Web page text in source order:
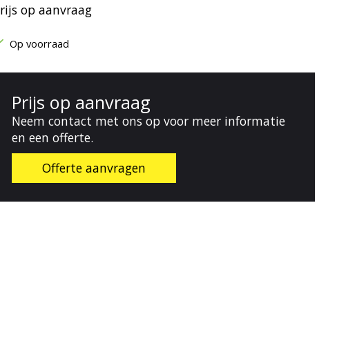
op aanvraag
Op voorraad
Prijs op aanvraag
Neem contact met ons op voor meer informatie
en een offerte.
Offerte aanvragen